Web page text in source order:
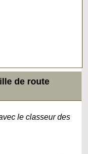
de route
le classeur des